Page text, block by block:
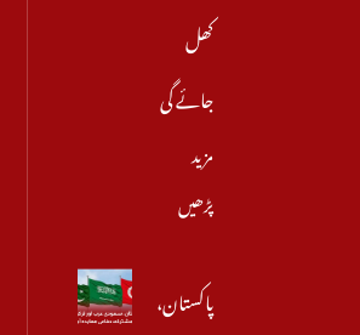
کھل
جائے گی
مزید
پڑھیں
پاکستان،